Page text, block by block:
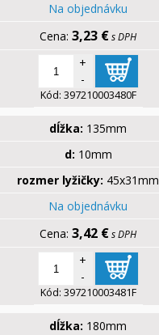
Na objednávku
3,23 €s DPH
+
-
Kód: 397210003480F
dĺžka: 135mm
d: 10mm
rozmer lyžičky: 45x31mm
Na objednávku
3,42 €s DPH
+
-
Kód: 397210003481F
dĺžka: 180mm